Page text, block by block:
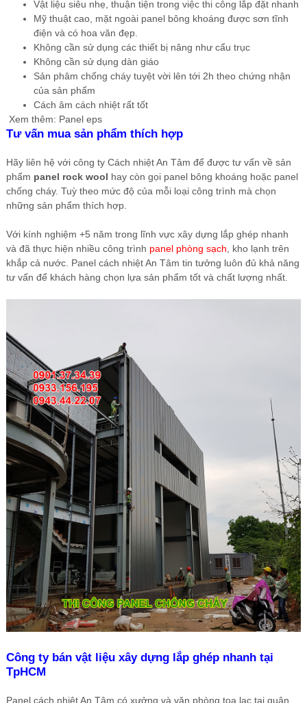
Vật liệu siêu nhẹ, thuận tiện trong việc thi công lắp đặt nhanh
Mỹ thuật cao, mặt ngoài panel bông khoáng được sơn tĩnh
điện và có hoa văn đẹp.
Không cần sử dụng các thiết bị nâng như cẩu trục
Không cần sử dụng dàn giáo
Sản phâm chống cháy tuyệt vời lên tới 2h theo chứng nhận
của sản phẩm
Cách âm cách nhiệt rất tốt
Xem thêm: Panel eps
Tư vấn mua sản phẩm thích hợp
Hãy liên hệ với công ty Cách nhiệt An Tâm để được tư vấn về sản
phẩm panel rock wool hay còn gọi panel bông khoáng hoặc panel
chống cháy. Tuỳ theo mức độ của mỗi loại công trình mà chọn
những sản phẩm thích hợp.
Với kính nghiệm +5 năm trong lĩnh vực xây dựng lắp ghép nhanh
và đã thực hiện nhiều công trình panel phòng sạch , kho lạnh trên
khắp cả nước. Panel cách nhiệt An Tâm tin tưởng luôn đủ khả năng
tư vấn để khách hàng chọn lựa sản phẩm tốt và chất lượng nhất.
Công ty bán vật liệu xây dựng lắp ghép nhanh tại
TpHCM
Panel cách nhiệt An Tâm có xưởng và văn phòng toạ lạc tại quận